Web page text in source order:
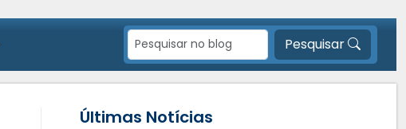
Pesquisar
Últimas Notícias